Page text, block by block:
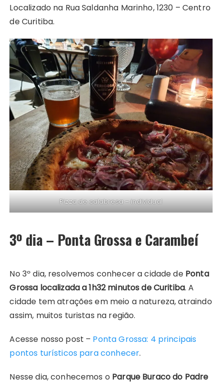
Localizado na Rua Saldanha Marinho, 1230 – Centro
de Curitiba.
Pizza de calabresa – individual
3º dia – Ponta Grossa e Carambeí
No 3º dia, resolvemos conhecer a cidade de Ponta
Grossa localizada a 1h32 minutos de Curitiba. A
cidade tem atrações em meio a natureza, atraindo
assim, muitos turistas na região.
Acesse nosso post – Ponta Grossa: 4 principais
pontos turísticos para conhecer.
Nesse dia, conhecemos o Parque Buraco do Padre